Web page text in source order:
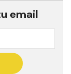
email